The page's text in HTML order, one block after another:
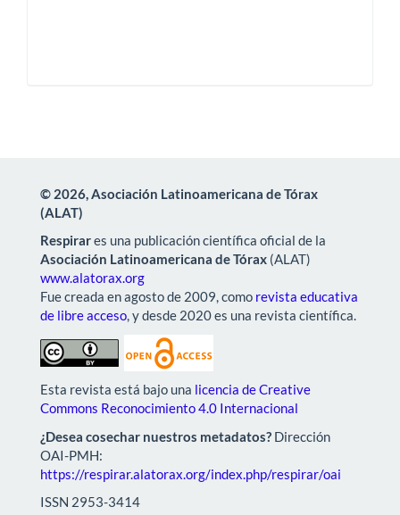
© 2026, Asociación Latinoamericana de Tórax
(ALAT)
Respirares una publicación científica oficial de la
Asociación Latinoamericana de Tórax (ALAT)
www.alatorax.org
Fue creada en agosto de 2009, como revista educativa
de libre acceso, y desde 2020 es una revista científica.
Esta revista está bajo una licencia de Creative
Commons Reconocimiento 4.0 Internacional
¿Desea cosechar nuestros metadatos? Dirección
OAI-PMH:
https://respirar.alatorax.org/index.php/respirar/oai
ISSN 2953-3414